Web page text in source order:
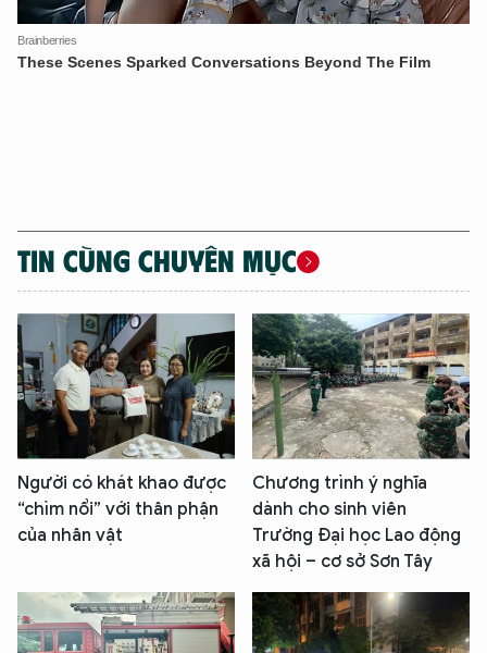
TIN CÙNG CHUYÊN MỤC
Người có khát khao được
“chìm nổi” với thân phận
của nhân vật
Chương trình ý nghĩa
dành cho sinh viên
Trường Đại học Lao động
xã hội – cơ sở Sơn Tây
Hãy hỏi tôi bất kỳ điều gì bạn cần biết về